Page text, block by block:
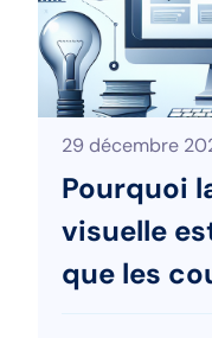
29 décembre
Pourquoi
visuelle
que les